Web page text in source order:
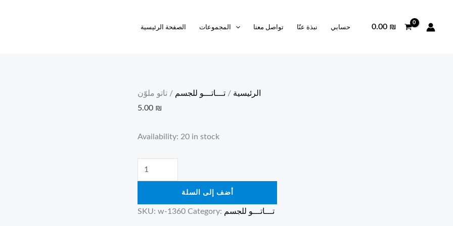
الصفحة الرئيسية المجموعات تواصل معنا نبذة عنّا حسابي 0.00 ₪
الرئيسية / تـــاتـــو للجسم / تاتو ملوّن
5.00 ₪
Availability: 20 in stock
أضف إلى السلة
SKU: w-1360 Category: تـــاتـــو للجسم